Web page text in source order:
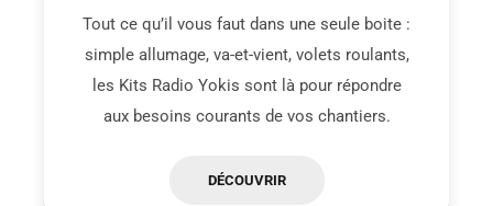
Tout ce qu’il vous faut dans une seule boite :
simple allumage, va-et-vient, volets roulants,
les Kits Radio Yokis sont là pour répondre
aux besoins courants de vos chantiers.
DÉCOUVRIR